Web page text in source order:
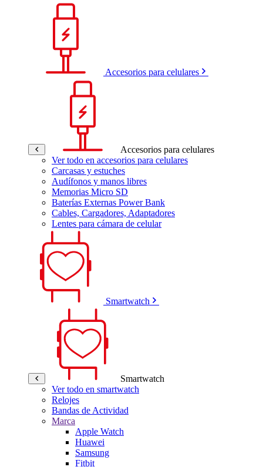
Accesorios para celulares
Accesorios para celulares
Ver todo en accesorios para celulares
Carcasas y estuches
Audífonos y manos libres
Memorias Micro SD
Baterías Externas Power Bank
Cables, Cargadores, Adaptadores
Lentes para cámara de celular
Smartwatch
Smartwatch
Ver todo en smartwatch
Relojes
Bandas de Actividad
Marca
Apple Watch
Huawei
Samsung
Fitbit